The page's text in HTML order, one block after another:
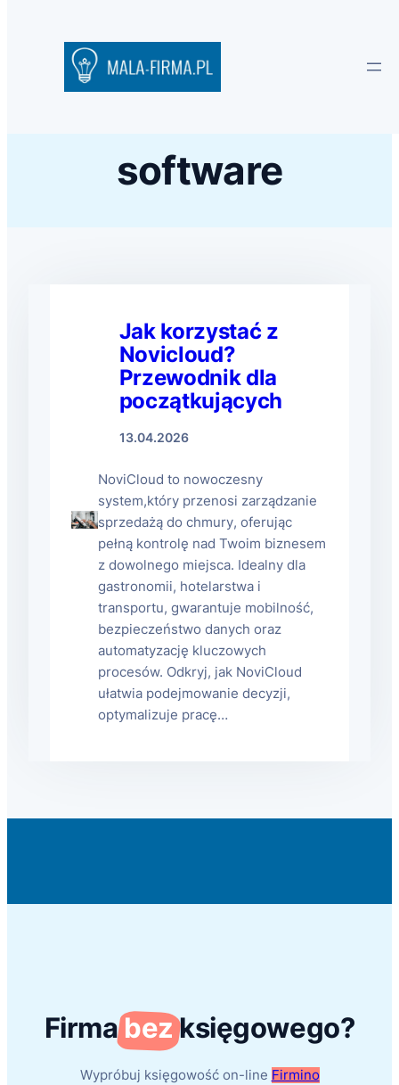
software
Jak korzystać z
Novicloud?
Przewodnik dla
początkujących
13.04.2026
NoviCloud to nowoczesny
system,który przenosi zarządzanie
sprzedażą do chmury, oferując
pełną kontrolę nad Twoim biznesem
z dowolnego miejsca. Idealny dla
gastronomii, hotelarstwa i
transportu, gwarantuje mobilność,
bezpieczeństwo danych oraz
automatyzację kluczowych
procesów. Odkryj, jak NoviCloud
ułatwia podejmowanie decyzji,
optymalizuje pracę…
Firmabezksięgowego?
Wypróbuj księgowość on-line Firmino